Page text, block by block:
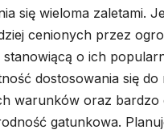
się wieloma zaletami.
cenionych przez
stanowiącą o ich
dostosowania się do
warunków oraz bardzo
gatunkowa.